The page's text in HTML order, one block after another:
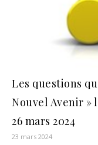
Les questions
Nouvel Avenir »
26 mars 2024
23 mars 2024